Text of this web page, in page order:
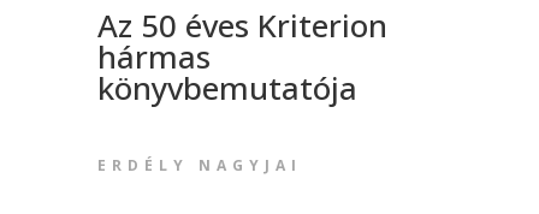
Az 50 éves Kriterion
hármas
könyvbemutatója
ERDÉLY NAGYJAI